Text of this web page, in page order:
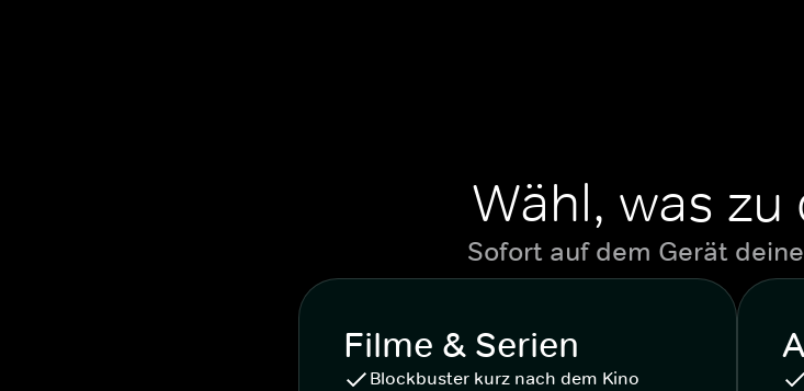
Wähl, was
Sofort auf dem Gerät
Filme & Serien
Blockbuster kurz nach dem Kino